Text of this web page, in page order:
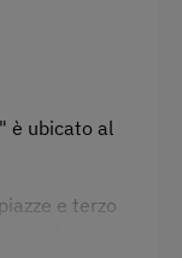
è ubicato al
e terzo